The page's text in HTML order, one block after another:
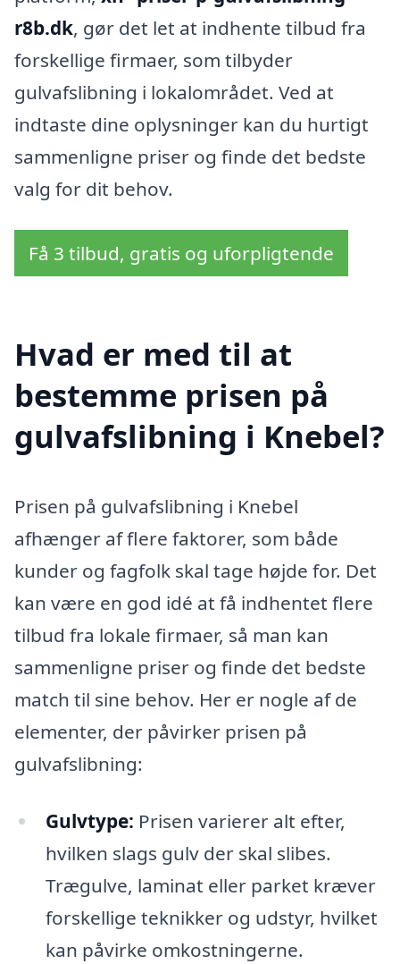
r8b.dk, gør det let at indhente tilbud fra
forskellige firmaer, som tilbyder
gulvafslibning i lokalområdet. Ved at
indtaste dine oplysninger kan du hurtigt
sammenligne priser og finde det bedste
valg for dit behov.
Få 3 tilbud, gratis og uforpligtende
Hvad er med til at
bestemme prisen på
gulvafslibning i Knebel?
Prisen på gulvafslibning i Knebel
afhænger af flere faktorer, som både
kunder og fagfolk skal tage højde for. Det
kan være en god idé at få indhentet flere
tilbud fra lokale firmaer, så man kan
sammenligne priser og finde det bedste
match til sine behov. Her er nogle af de
elementer, der påvirker prisen på
gulvafslibning:
Gulvtype: Prisen varierer alt efter,
hvilken slags gulv der skal slibes.
Trægulve, laminat eller parket kræver
forskellige teknikker og udstyr, hvilket
kan påvirke omkostningerne.